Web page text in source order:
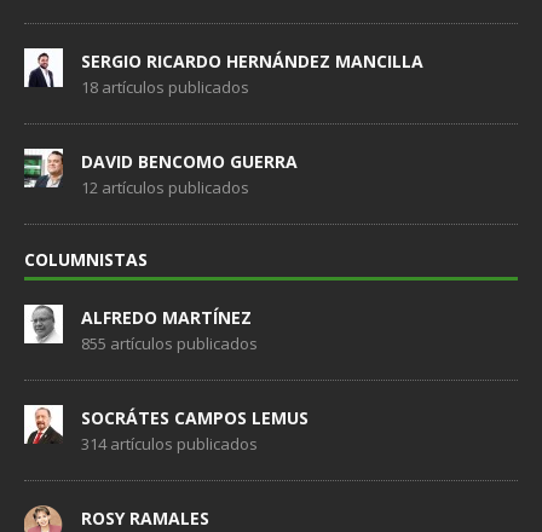
SERGIO RICARDO HERNÁNDEZ MANCILLA
18 artículos publicados
DAVID BENCOMO GUERRA
12 artículos publicados
COLUMNISTAS
ALFREDO MARTÍNEZ
855 artículos publicados
SOCRÁTES CAMPOS LEMUS
314 artículos publicados
ROSY RAMALES